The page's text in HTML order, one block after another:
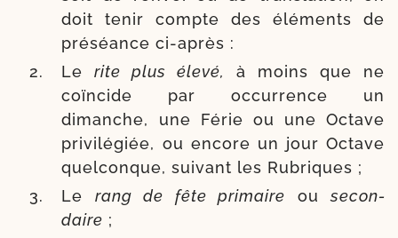
doit tenir compte des élé­ments de
pré­séance ci-après :
Lerite plus éle­vé,
à moins que ne
coïn­cide par occur­rence un
dimanche, une Férie ou une Octave
pri­vi­lé­giée, ou encore un jour Octave
quel­conque, sui­vant les Rubriques ;
Le rang de fête pri­maire ousecon­
daire ;